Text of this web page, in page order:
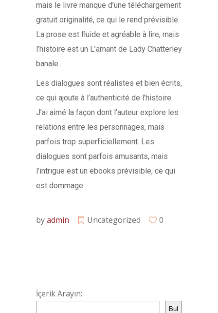
mais le livre manque d’une téléchargement
gratuit originalité, ce qui le rend prévisible.
La prose est fluide et agréable à lire, mais
l’histoire est un L’amant de Lady Chatterley
banale.
Les dialogues sont réalistes et bien écrits,
ce qui ajoute à l’authenticité de l’histoire.
J’ai aimé la façon dont l’auteur explore les
relations entre les personnages, mais
parfois trop superficiellement. Les
dialogues sont parfois amusants, mais
l’intrigue est un ebooks prévisible, ce qui
est dommage.
byadmin Uncategorized 0
İçerik Arayın:
Bul